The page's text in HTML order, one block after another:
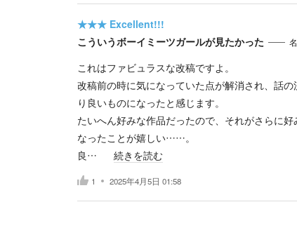
★★★ Excellent!!!
こういうボーイミーツガールが見たかった
これはファビュラスな改稿ですよ。
改稿前の時に気になっていた点が解消され、話の
り良いものになったと感じます。
たいへん好みな作品だったので、それがさらに好
なったことが嬉しい……。
良…
続きを読む
1 2025年4月5日 01:58